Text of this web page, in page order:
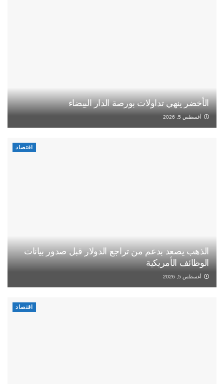
الأخضر ينهي تداولات بورصة الدار البيضاء
أغسطس 5, 2026
اقتصاد
الذهب يصعد بدعم من تراجع الدولار قبل صدور بيانات
الوظائف الأمريكية
أغسطس 5, 2026
اقتصاد